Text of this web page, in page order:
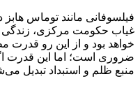
فیلسوفانی مانند توماس هابز
غیاب حکومت مرکزی، زندگی
خواهد بود و از این رو قدرت
ضروری است؛ اما این قدرت
منبع ظلم و استبداد تبدیل